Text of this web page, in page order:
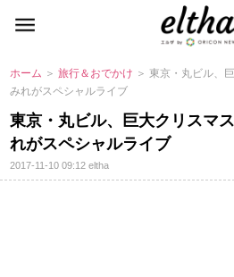
ホーム ＞旅行＆おでかけ ＞ 東京・丸ビル、
みれがスペシャルライブ
東京・丸ビル、巨大クリスマ
れがスペシャルライブ
2017-11-10 09:12eltha